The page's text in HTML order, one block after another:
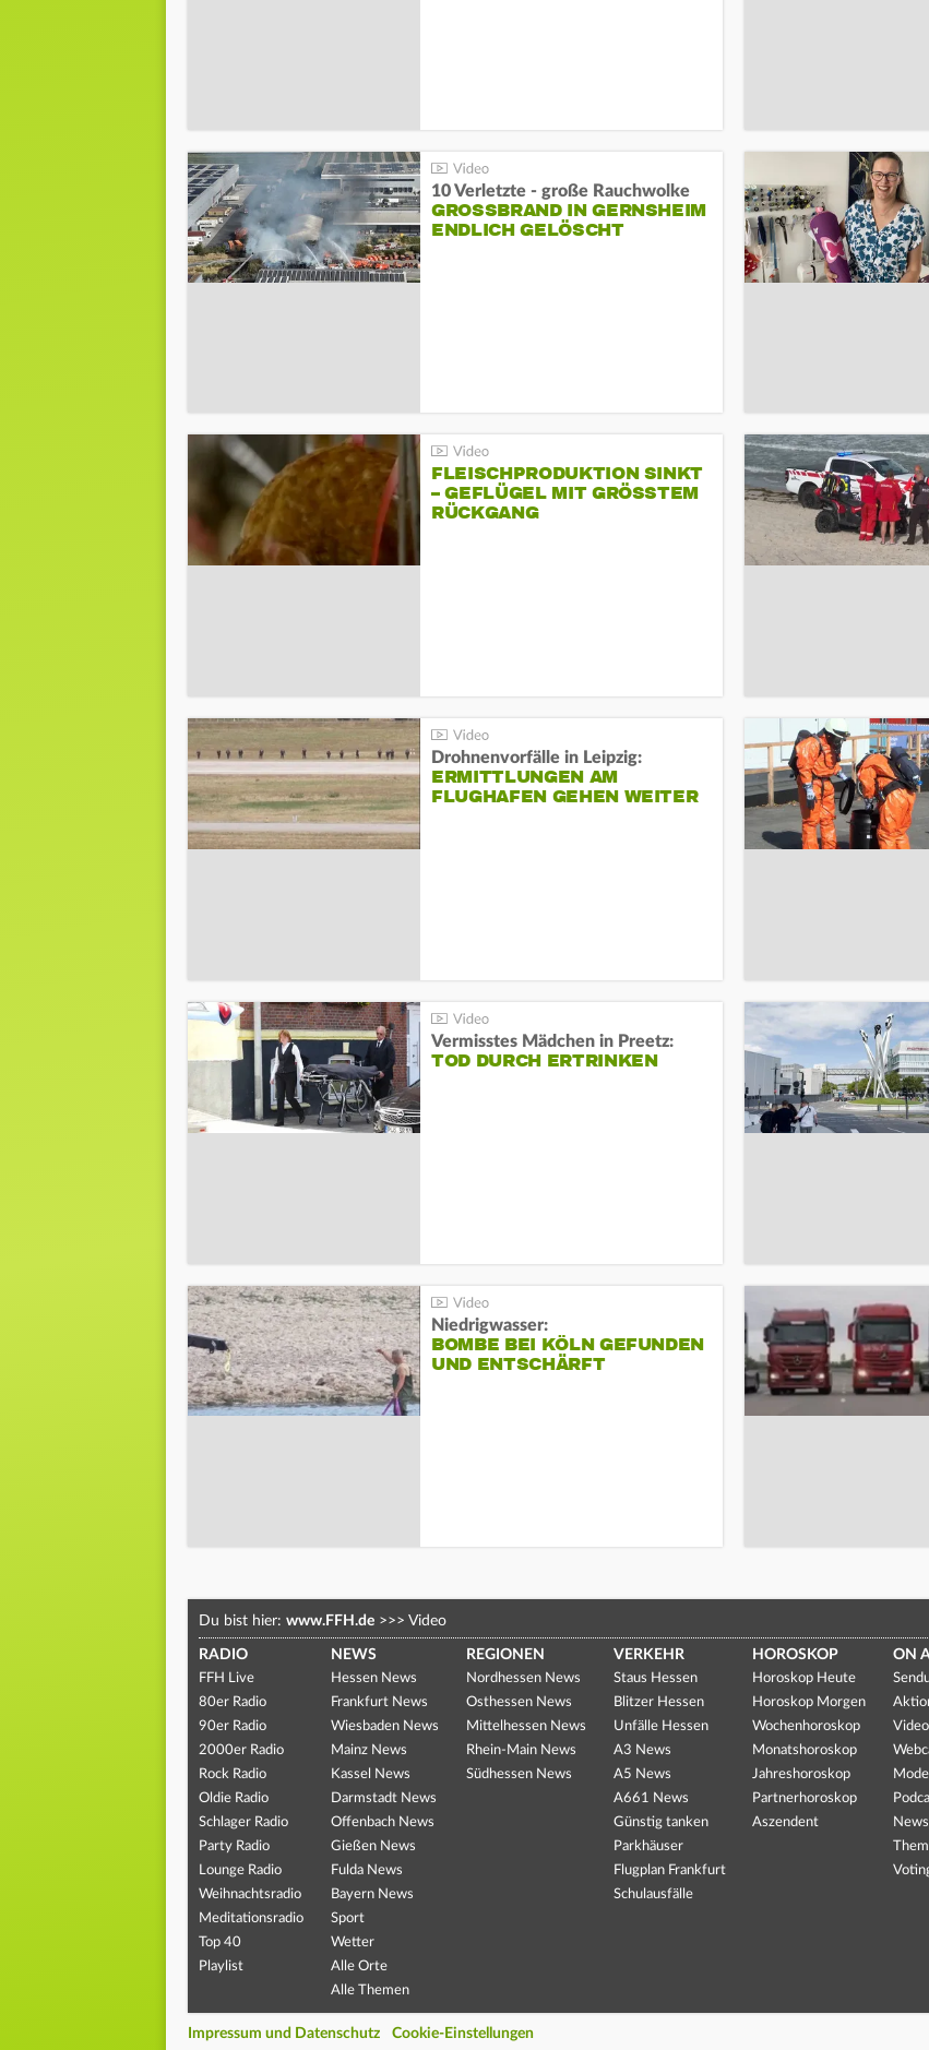
10 Verletzte - große Rauchwolke
GROSSBRAND IN GERNSHEIM E
NDLICH GELÖSCHT
FLEISCHPRODUKTION SINKT
– GEFLÜGEL MIT GRÖSSTEM R
ÜCKGANG
Drohnenvorfälle in Leipzig:
ERMITTLUNGEN AM
FLUGHAFEN GEHEN WEITER
Vermisstes Mädchen in Preetz:
TOD DURCH ERTRINKEN
Niedrigwasser:
BOMBE BEI KÖLN GEFUNDEN
UND ENTSCHÄRFT
Du bist hier: www.FFH.de >>> Video
RADIO
FFH Live
80er Radio
90er Radio
2000er Radio
Rock Radio
Oldie Radio
Schlager Radio
Party Radio
Lounge Radio
Weihnachtsradio
Meditationsradio
Top 40
Playlist
NEWS
Hessen News
Frankfurt News
Wiesbaden News
Mainz News
Kassel News
Darmstadt News
Offenbach News
Gießen News
Fulda News
Bayern News
Sport
Wetter
Alle Orte
Alle Themen
REGIONEN
Nordhessen News
Osthessen News
Mittelhessen News
Rhein-Main News
Südhessen News
VERKEHR
Staus Hessen
Blitzer Hessen
Unfälle Hessen
A3 News
A5 News
A661 News
Günstig tanken
Parkhäuser
Flugplan Frankfurt
Schulausfälle
HOROSKOP
Horoskop Heute
Horoskop Morgen
Wochenhoroskop
Monatshoroskop
Jahreshoroskop
Partnerhoroskop
Aszendent
ON
Impressum und Datenschutz Cookie-Einstellungen